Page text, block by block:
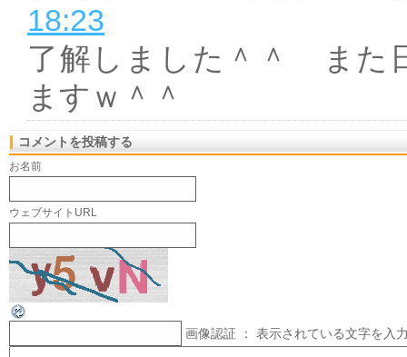
18:23
了解しました＾＾ また
ますｗ＾＾
コメントを投稿する
お名前
ウェブサイトURL
画像認証 ： 表示されている文字を